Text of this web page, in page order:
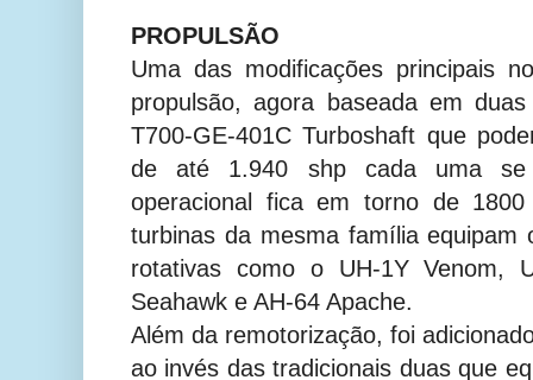
PROPULSÃO
Uma das modificações principais
propulsão, agora baseada em
T700-GE-401C Turboshaft que
de até 1.940 shp cada uma se
operacional fica em torno de
turbinas da mesma família equipam
rotativas como o UH-1Y Venom,
Seahawk e AH-64 Apache.
Além da remotorização, foi
ao invés das tradicionais duas que